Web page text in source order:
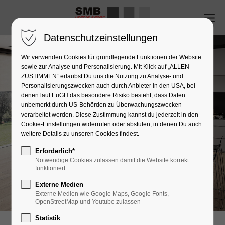
Datenschutzeinstellungen
Wir verwenden Cookies für grundlegende Funktionen der Website
sowie zur Analyse und Personalisierung. Mit Klick auf „ALLEN
ZUSTIMMEN“ erlaubst Du uns die Nutzung zu Analyse- und
Personalisierungszwecken auch durch Anbieter in den USA, bei
denen laut EuGH das besondere Risiko besteht, dass Daten
unbemerkt durch US-Behörden zu Überwachungszwecken
verarbeitet werden. Diese Zustimmung kannst du jederzeit in den
Cookie-Einstellungen widerrufen oder abstufen, in denen Du auch
weitere Details zu unseren Cookies findest.
Erforderlich*
Notwendige Cookies zulassen damit die Website korrekt
funktioniert
Externe Medien
Externe Medien wie Google Maps, Google Fonts,
OpenStreetMap und Youtube zulassen
Statistik